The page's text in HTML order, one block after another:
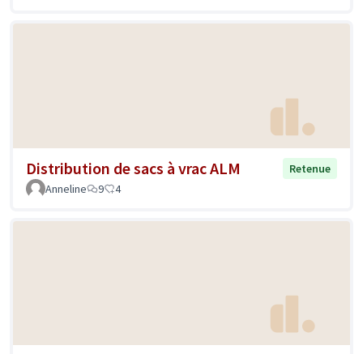
Distribution de sacs à vrac ALM
Retenue
Anneline
9 4